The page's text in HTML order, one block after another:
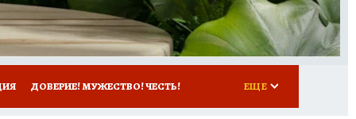
ДОВЕРИЕ! МУЖЕСТВО! ЧЕСТЬ! ЕЩЕ